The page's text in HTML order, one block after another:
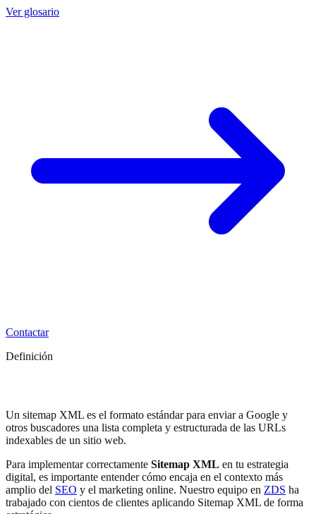
Ver glosario
Contactar
Definición
Un sitemap XML es el formato estándar para enviar a Google y
otros buscadores una lista completa y estructurada de las URLs
indexables de un sitio web.
Para implementar correctamente Sitemap XML en tu estrategia
digital, es importante entender cómo encaja en el contexto más
amplio del SEO y el marketing online. Nuestro equipo en ZDS ha
trabajado con cientos de clientes aplicando Sitemap XML de forma